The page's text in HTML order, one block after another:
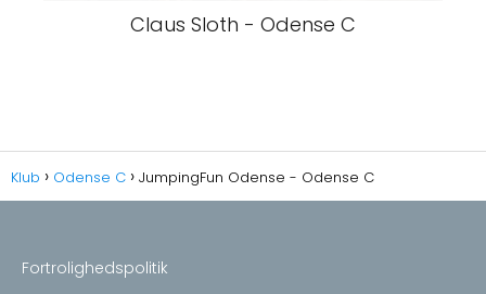
Claus Sloth - Odense C
Klub Odense C JumpingFun Odense - Odense C
Fortrolighedspolitik